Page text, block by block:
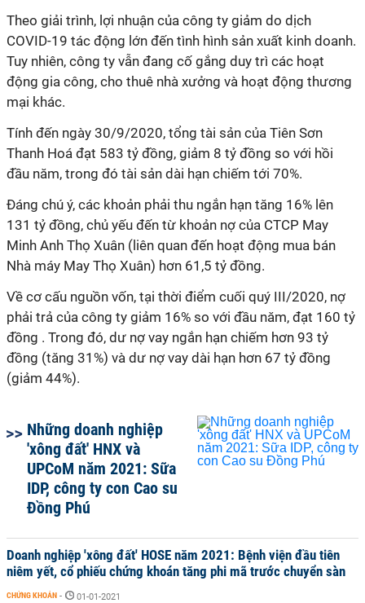
Theo giải trình, lợi nhuận của công ty giảm do dịch
COVID-19 tác động lớn đến tình hình sản xuất kinh doanh.
Tuy nhiên, công ty vẫn đang cố gắng duy trì các hoạt
động gia công, cho thuê nhà xưởng và hoạt động thương
mại khác.
Tính đến ngày 30/9/2020, tổng tài sản của Tiên Sơn
Thanh Hoá đạt 583 tỷ đồng, giảm 8 tỷ đồng so với hồi
đầu năm, trong đó tài sản dài hạn chiếm tới 70%.
Đáng chú ý, các khoản phải thu ngắn hạn tăng 16% lên
131 tỷ đồng, chủ yếu đến từ khoản nợ của CTCP May
Minh Anh Thọ Xuân (liên quan đến hoạt động mua bán
Nhà máy May Thọ Xuân) hơn 61,5 tỷ đồng.
Về cơ cấu nguồn vốn, tại thời điểm cuối quý III/2020, nợ
phải trả của công ty giảm 16% so với đầu năm, đạt 160 tỷ
đồng . Trong đó, dư nợ vay ngắn hạn chiếm hơn 93 tỷ
đồng (tăng 31%) và dư nợ vay dài hạn hơn 67 tỷ đồng
(giảm 44%).
Những doanh nghiệp
'xông đất' HNX và
UPCoM năm 2021: Sữa
IDP, công ty con Cao su
Đồng Phú
Doanh nghiệp 'xông đất' HOSE năm 2021: Bệnh viện đầu tiên
niêm yết, cổ phiếu chứng khoán tăng phi mã trước chuyển sàn
CHỨNG KHOÁN - 01-01-2021